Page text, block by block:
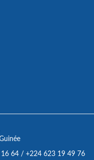
64 / +224 623 19 49 76